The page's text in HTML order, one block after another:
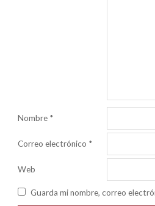
Nombre *
Correo electrónico *
Web
Guarda mi nombre, correo